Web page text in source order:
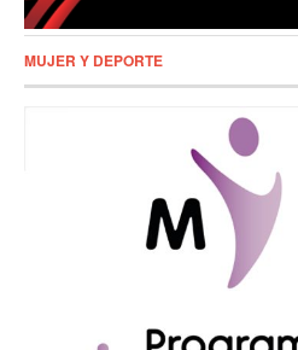
MUJER Y DEPORTE